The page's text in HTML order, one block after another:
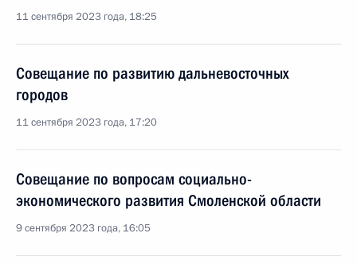
11 сентября 2023 года, 18:25
Совещание по развитию дальневосточных
городов
11 сентября 2023 года, 17:20
Совещание по вопросам социально-
экономического развития Смоленской области
9 сентября 2023 года, 16:05